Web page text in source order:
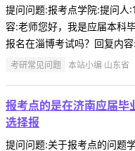
提问问题:报考点学院:提问
容:老师您好，我是应届本科
报名在淄博考试吗？回复内
考研常见问题 本站小编 山东省
报考点的是在济南应届毕
选择报
提问问题:关于报考点的问题